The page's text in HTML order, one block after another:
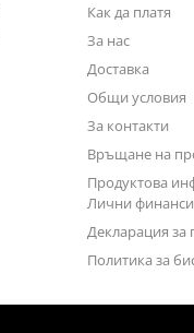
Как да платя
За нас
Доставка
Общи условия
За контакти
Връщане на
Продуктова
Лични финанси
Декларация за
Политика за